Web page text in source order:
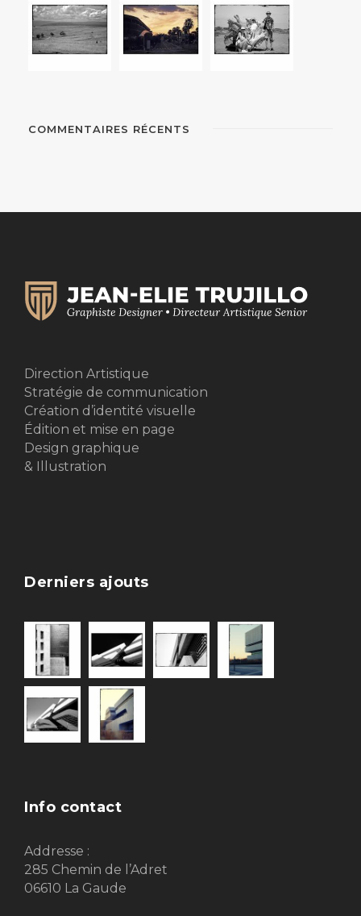
COMMENTAIRES RÉCENTS
Direction Artistique
Stratégie de communication
Création d’identité visuelle
Édition et mise en page
Design graphique
& Illustration
Derniers ajouts
Info contact
Addresse :
285 Chemin de l’Adret
06610 La Gaude